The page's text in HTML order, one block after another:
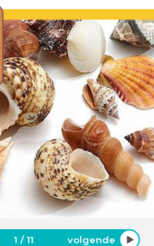
1 /11 volgende